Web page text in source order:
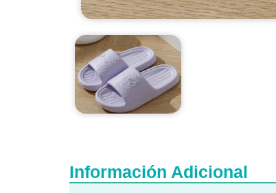
Información Adicional